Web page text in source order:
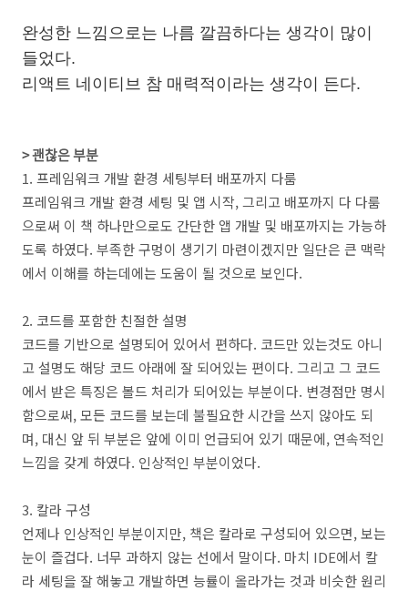
완성한 느낌으로는 나름 깔끔하다는 생각이 많이
들었다.
리액트 네이티브 참 매력적이라는 생각이 든다.
> 괜찮은 부분
1. 프레임워크 개발 환경 세팅부터 배포까지 다룸
프레임워크 개발 환경 세팅 및 앱 시작, 그리고 배포까지 다 다룸
으로써 이 책 하나만으로도 간단한 앱 개발 및 배포까지는 가능하
도록 하였다. 부족한 구멍이 생기기 마련이겠지만 일단은 큰 맥락
에서 이해를 하는데에는 도움이 될 것으로 보인다.
2. 코드를 포함한 친절한 설명
코드를 기반으로 설명되어 있어서 편하다. 코드만 있는것도 아니
고 설명도 해당 코드 아래에 잘 되어있는 편이다. 그리고 그 코드
에서 받은 특징은 볼드 처리가 되어있는 부분이다. 변경점만 명시
함으로써, 모든 코드를 보는데 불필요한 시간을 쓰지 않아도 되
며, 대신 앞 뒤 부분은 앞에 이미 언급되어 있기 때문에, 연속적인
느낌을 갖게 하였다. 인상적인 부분이었다.
3. 칼라 구성
언제나 인상적인 부분이지만, 책은 칼라로 구성되어 있으면, 보는
눈이 즐겁다. 너무 과하지 않는 선에서 말이다. 마치 IDE에서 칼
라 세팅을 잘 해놓고 개발하면 능률이 올라가는 것과 비슷한 원리